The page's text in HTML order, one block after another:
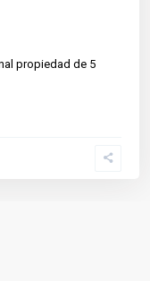
propiedad de 5